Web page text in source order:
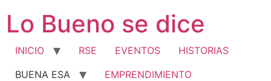
contenido
Lo Bueno se dice
INICIO RSE EVENTOS
HISTORIAS
BUENA ESA
EMPRENDIMIENTO